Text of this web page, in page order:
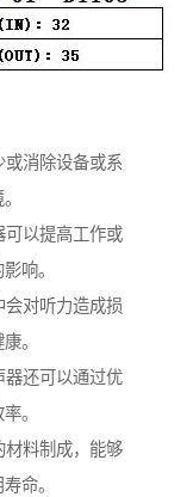
或消除设备或系
可以提高工作或
响。
对听力造成损
。
器还可以通过优
。
材料制成，能够
命。